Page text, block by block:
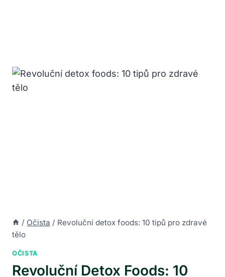
/ Očista / Revoluční detox foods: 10 tipů pro zdravé
tělo
OČISTA
Revoluční Detox Foods: 10